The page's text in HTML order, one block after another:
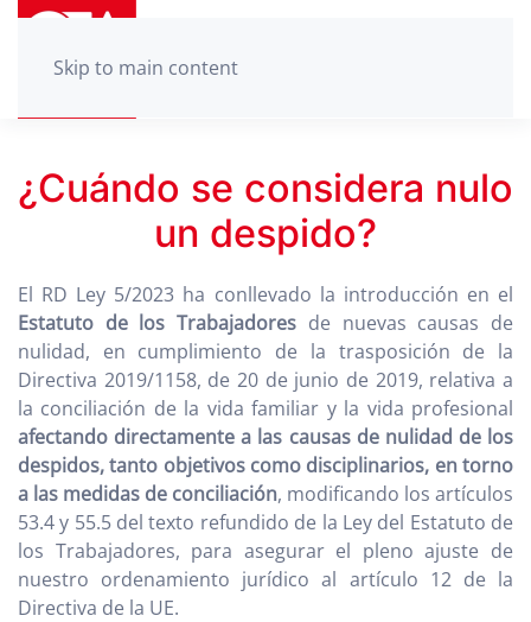
Skip to main content
¿Cuándo se considera nulo
un despido?
El RD Ley 5/2023 ha conllevado la introducción en el
Estatuto de los Trabajadores de nuevas causas de
nulidad, en cumplimiento de la trasposición de la
Directiva 2019/1158, de 20 de junio de 2019, relativa a
la conciliación de la vida familiar y la vida profesional
afectando directamente a las causas de nulidad de los
despidos, tanto objetivos como disciplinarios, en torno
a las medidas de conciliación, modificando los artículos
53.4 y 55.5 del texto refundido de la Ley del Estatuto de
los Trabajadores, para asegurar el pleno ajuste de
nuestro ordenamiento jurídico al artículo 12 de la
Directiva de la UE.